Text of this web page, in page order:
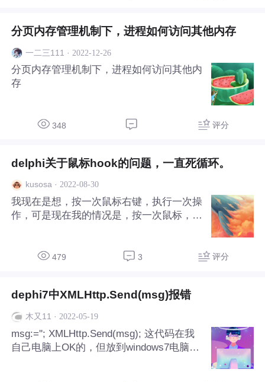
分页内存管理机制下，进程如何访问其他内存
一二三111 · 2022-12-26
分页内存管理机制下，进程如何访问其他内
存
348 评分
delphi关于鼠标hook的问题，一直死循环。
kusosa· 2022-08-30
我现在是想，按一次鼠标右键，执行一次操
作，可是现在我的情况是，按一次鼠标，一
479 3 评分
dephi7中XMLHttp.Send(msg)报错
木又11 · 2022-05-19
msg:=''; XMLHttp.Send(msg); 这代码在我
自己电脑上OK的，但放到windows7电脑